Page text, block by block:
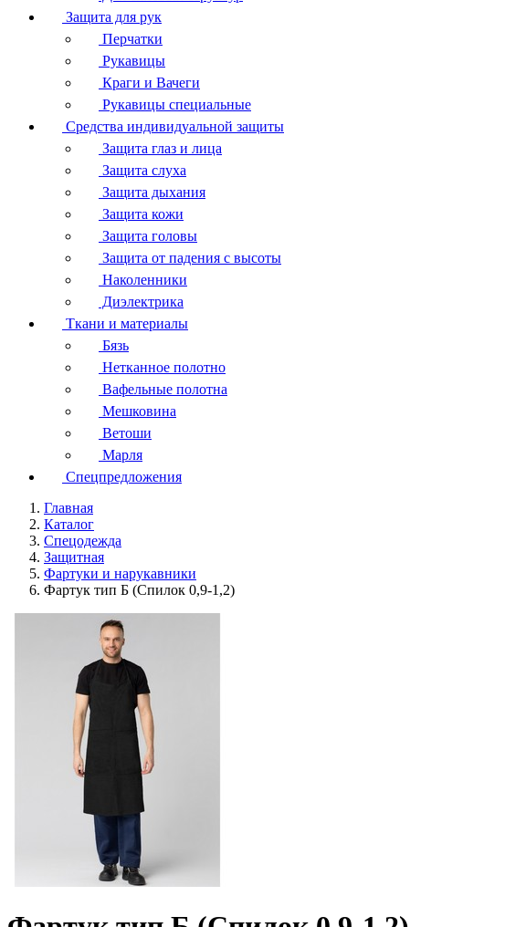
Защита для рук
Перчатки
Рукавицы
Краги и Вачеги
Рукавицы специальные
Средства индивидуальной защиты
Защита глаз и лица
Защита слуха
Защита дыхания
Защита кожи
Защита головы
Защита от падения с высоты
Наколенники
Диэлектрика
Ткани и материалы
Бязь
Нетканное полотно
Вафельные полотна
Мешковина
Ветоши
Марля
Спецпредложения
Главная
Каталог
Спецодежда
Защитная
Фартуки и нарукавники
Фартук тип Б (Спилок 0,9-1,2)